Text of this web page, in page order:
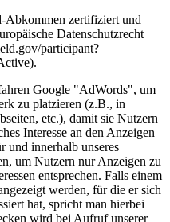
Abkommen zertifiziert und
Datenschutzrecht
participant?
Google "AdWords", um
zu platzieren (z.B., in
etc.), damit sie Nutzern
Interesse an den Anzeigen
und innerhalb unseres
um Nutzern nur Anzeigen zu
entsprechen. Falls einem
werden, für die er sich
hat, spricht man hierbei
wird bei Aufruf unserer